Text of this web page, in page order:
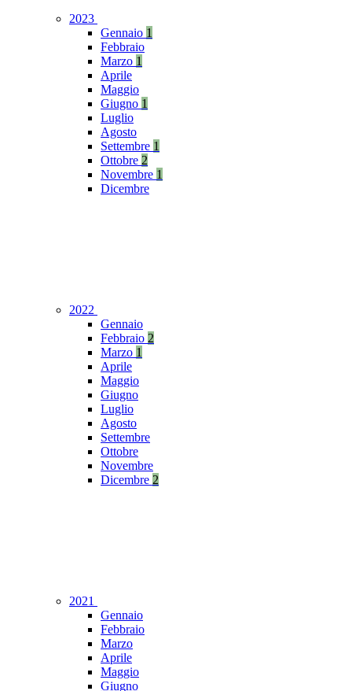
2023
Gennaio 1
Febbraio
Marzo 1
Aprile
Maggio
Giugno 1
Luglio
Agosto
Settembre 1
Ottobre 2
Novembre 1
Dicembre
2022
Gennaio
Febbraio 2
Marzo 1
Aprile
Maggio
Giugno
Luglio
Agosto
Settembre
Ottobre
Novembre
Dicembre 2
2021
Gennaio
Febbraio
Marzo
Aprile
Maggio
Giugno